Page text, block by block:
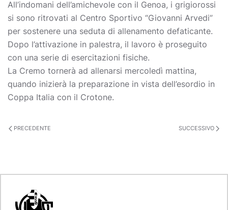
All’indomani dell’amichevole con il Genoa, i grigiorossi
si sono ritrovati al Centro Sportivo “Giovanni Arvedi”
per sostenere una seduta di allenamento defaticante.
Dopo l’attivazione in palestra, il lavoro è proseguito
con una serie di esercitazioni fisiche.
La Cremo tornerà ad allenarsi mercoledì mattina,
quando inizierà la preparazione in vista dell’esordio in
Coppa Italia con il Crotone.
PRECEDENTE SUCCESSIVO